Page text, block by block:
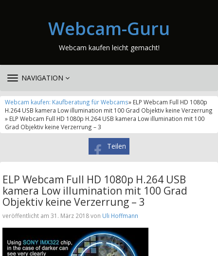
Webcam-Guru
Webcam kaufen leicht gemacht!
TOGGLE
NAVIGATION
Webcam kaufen: Kaufberatung für Webcams» ELP Webcam Full HD 1080p
H.264 USB kamera Low illumination mit 100 Grad Objektiv keine Verzerrung
» ELP Webcam Full HD 1080p H.264 USB kamera Low illumination mit 100
Grad Objektiv keine Verzerrung – 3
Teilen
ELP Webcam Full HD 1080p H.264 USB
kamera Low illumination mit 100 Grad
Objektiv keine Verzerrung – 3
veröffentlicht am 31. März 2018 von Uli Hoffmann